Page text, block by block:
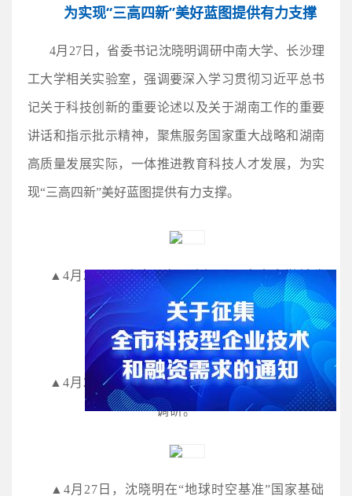
为实现“三高四新”美好蓝图提供有力支撑
4月 27日，省委书记沈晓明调研中南大学、长沙理
工大学相关实验室，强调要深入学习贯彻习近平总书
记关于科技创新的重要论述以及关于湖南工作的重要
讲话和指示批示精神，聚焦服务国家重大战略和湖南
高质量发展实际，一体推进教育科技人才发展，为实
现“三高四新”美好蓝图提供有力支撑。
▲ 4月27日，沈晓明在淡水河谷—中南大学低碳
与氢冶金联合实验室调研。
▲ 4月27日，沈晓明来到长沙新能源创新研究院
调研。
▲ 4月27日，沈晓明在“地球时空基准”国家基础